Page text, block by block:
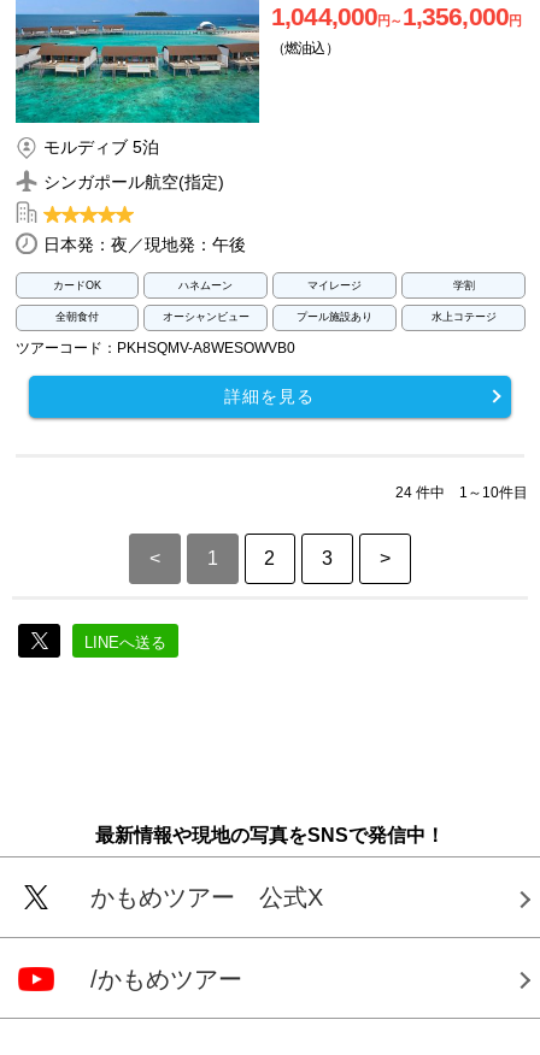
1,044,000円～ 1,356,000円
（燃油込）
モルディブ 5泊
シンガポール航空(指定)
日本発：夜／現地発：午後
カードOK ハネムーン マイレージ 学割
全朝食付 オーシャンビュー プール施設あり 水上コテージ
ツアーコード：PKHSQMV-A8WESOWVB0
詳細を見る
24 件中 1～10件目
< 1 2 3 >
LINEへ送る
最新情報や現地の写真をSNSで発信中！
かもめツアー 公式X
/かもめツアー